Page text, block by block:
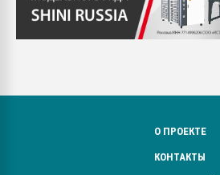
О ПРОЕКТЕ
КОНТАКТЫ